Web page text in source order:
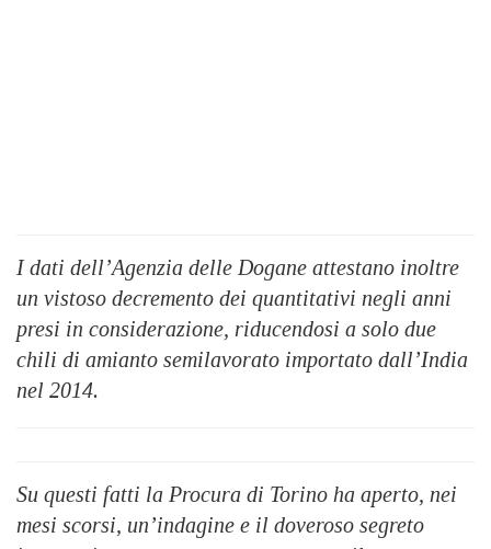
I dati dell’Agenzia delle Dogane attestano inoltre
un vistoso decremento dei quantitativi negli anni
presi in considerazione, riducendosi a solo due
chili di amianto semilavorato importato dall’India
nel 2014.
Su questi fatti la Procura di Torino ha aperto, nei
mesi scorsi, un’indagine e il doveroso segreto